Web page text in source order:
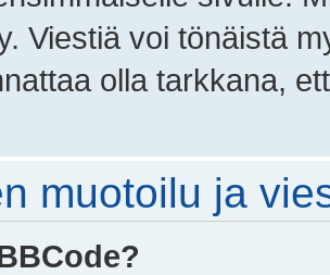
Viestiä voi tönäistä
olla tarkkana,
muotoilu ja